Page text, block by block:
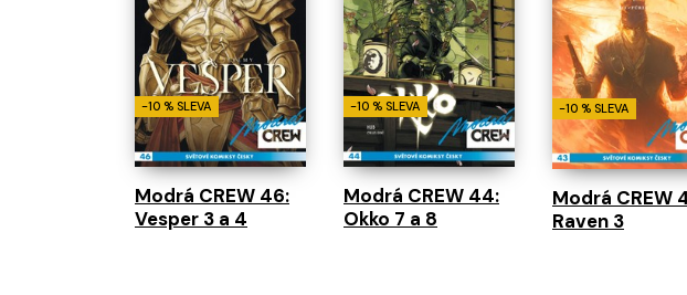
-10 % SLEVA
Modrá CREW 46:
Vesper 3 a 4
-10 % SLEVA
Modrá CREW 44:
Okko 7 a 8
-10 % SLEVA
Modrá CREW
Raven 3